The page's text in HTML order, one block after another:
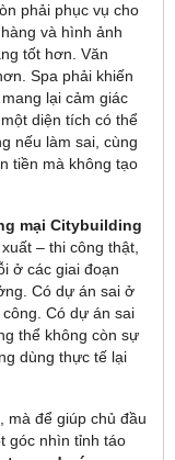
phải phục vụ cho
và hình ảnh
tốt hơn. Văn
Spa phải khiến
lại cảm giác
diện tích có thể
nếu làm sai, cùng
tiền mà không tạo
mại Citybuilding
– thi công thật,
ở các giai đoạn
Có dự án sai ở
Có dự án sai
thể không còn sự
dùng thực tế lại
mà để giúp chủ đầu
góc nhìn tỉnh táo